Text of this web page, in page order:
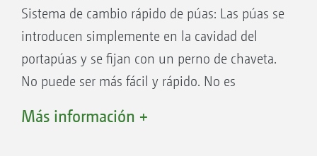
Sistema de cambio rápido de púas: Las púas se
introducen simplemente en la cavidad del
portapúas y se fijan con un perno de chaveta.
No puede ser más fácil y rápido. No es
las púas. El cambio de unas «púas de agarre»
Más información +